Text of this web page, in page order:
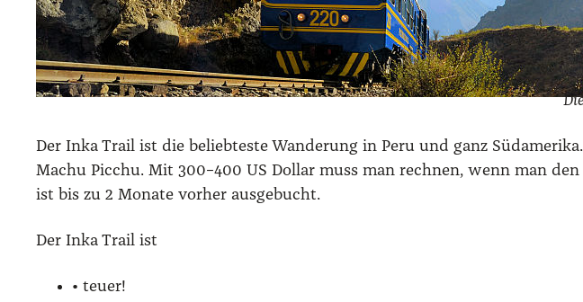
Der Inka Trail ist die belieb­tes­te Wan­de­rung in Peru und ganz
Machu Pic­chu. Mit 300–400 US Dol­lar muss man rech­nen, wenn man
ist bis zu 2 Mona­te vor­her aus­ge­bucht.
Der Inka Trail ist
• teu­er!